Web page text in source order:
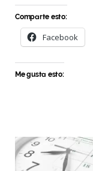
Comparte esto:
Facebook
Me gusta esto: